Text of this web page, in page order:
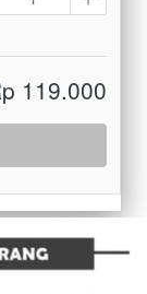
119.000